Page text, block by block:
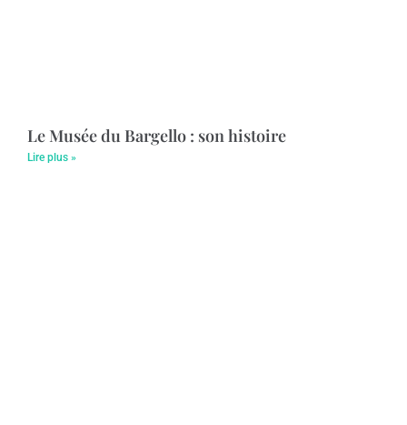
Le Musée du Bargello : son histoire
Lire plus »